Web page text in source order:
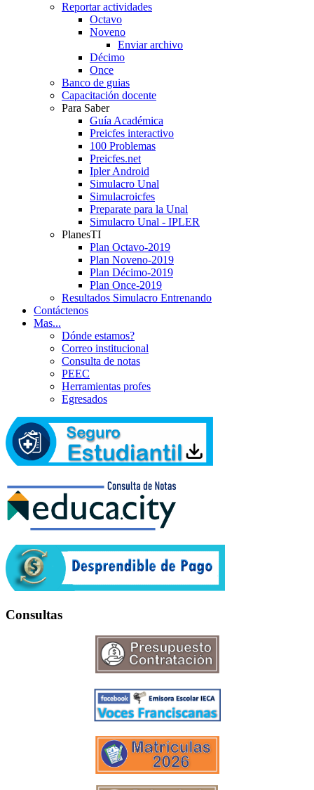
Reportar actividades
Octavo
Noveno
Enviar archivo
Décimo
Once
Banco de guias
Capacitación docente
Para Saber
Guía Académica
Preicfes interactivo
100 Problemas
Preicfes.net
Ipler Android
Simulacro Unal
Simulacroicfes
Preparate para la Unal
Simulacro Unal - IPLER
PlanesTI
Plan Octavo-2019
Plan Noveno-2019
Plan Décimo-2019
Plan Once-2019
Resultados Simulacro Entrenando
Contáctenos
Mas...
Dónde estamos?
Correo institucional
Consulta de notas
PEEC
Herramientas profes
Egresados
Consultas